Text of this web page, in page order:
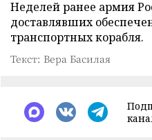
Неделей ранее армия
доставлявших
транспортных корабля.
Текст: Вера Басилая